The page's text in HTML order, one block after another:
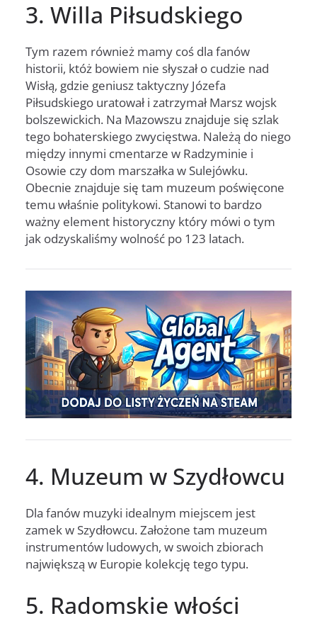
3. Willa Piłsudskiego
Tym razem również mamy coś dla fanów
historii, któż bowiem nie słyszał o cudzie nad
Wisłą, gdzie geniusz taktyczny Józefa
Piłsudskiego uratował i zatrzymał Marsz wojsk
bolszewickich. Na Mazowszu znajduje się szlak
tego bohaterskiego zwycięstwa. Należą do niego
między innymi cmentarze w Radzyminie i
Osowie czy dom marszałka w Sulejówku.
Obecnie znajduje się tam muzeum poświęcone
temu właśnie politykowi. Stanowi to bardzo
ważny element historyczny który mówi o tym
jak odzyskaliśmy wolność po 123 latach.
4. Muzeum w Szydłowcu
Dla fanów muzyki idealnym miejscem jest
zamek w Szydłowcu. Założone tam muzeum
instrumentów ludowych, w swoich zbiorach
największą w Europie kolekcję tego typu.
5. Radomskie włości